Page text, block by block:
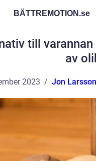
BÄTTREMOTION.se
till
av
2023 Jon Larsson